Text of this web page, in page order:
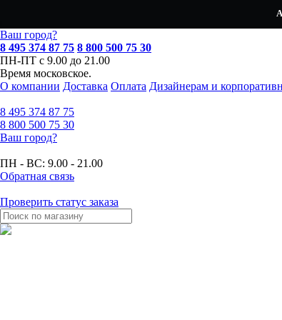
Ваш город?
8 495 374 87 75 8 800 500 75 30
ПН-ПТ с 9.00 до 21.00
Время московское.
О компании Доставка Оплата Дизайнерам и
8 495 374 87 75
8 800 500 75 30
Ваш город?
ПН - ВС: 9.00 - 21.00
Обратная связь
Проверить статус заказа